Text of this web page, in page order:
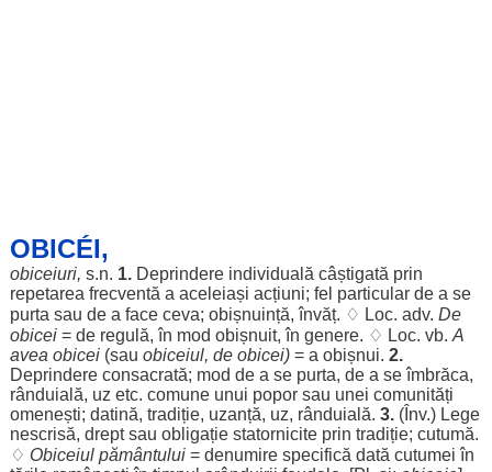
OBICÉI,
obiceiuri, s.n. 1. Deprindere individuală câștigată prin
repetarea frecventă a aceleiași acțiuni; fel particularde a se
purta sau de a faceceva; obișnuință,învăț. ♢ Loc. adv. De
obicei= de regulă, în mod obișnuit, în genere. ♢ Loc. vb. A
avea obicei(sau obiceiul, de obicei)= a obișnui. 2.
Deprindere consacrată; mod de a se purta, de a seîmbrăca,
rânduială, uz etc. comuneunui poporsau unei comunități
omenești; datină, tradiție, uzanță, uz, rânduială. 3.(Înv.) Lege
nescrisă, dreptsau obligație statorniciteprin tradiție; cutumă.
♢ Obiceiul pământului= denumire specifică dată cutumei în